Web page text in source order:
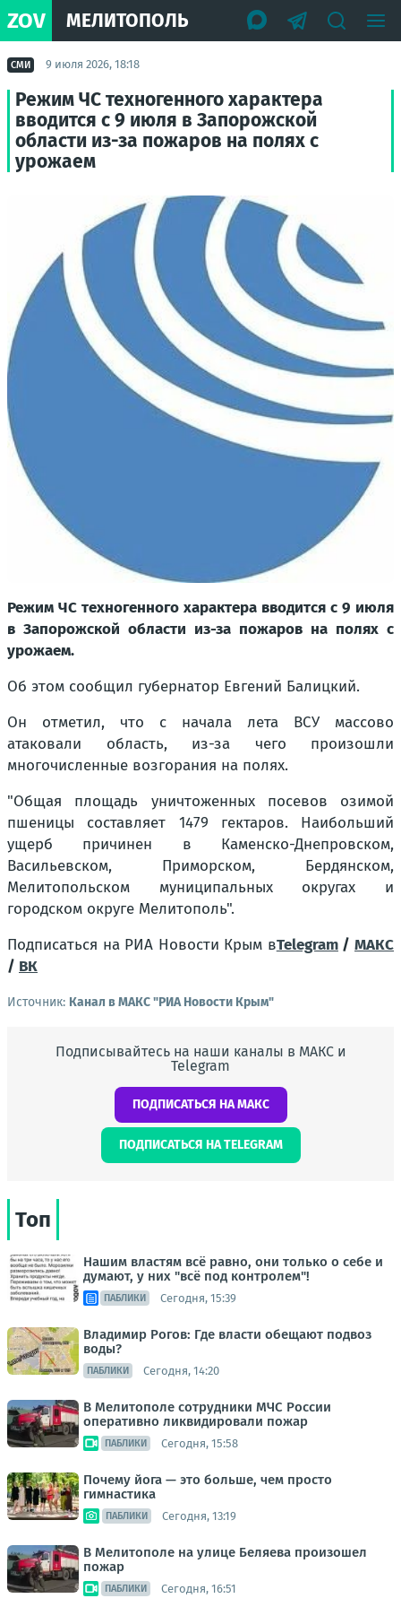
ZOV МЕЛИТОПОЛЬ
СМИ 9 июля 2026, 18:18
Режим ЧС техногенного характера
вводится с 9 июля в Запорожской
области из-за пожаров на полях с
урожаем
Режим ЧС техногенного характера вводится с 9 июля
в Запорожской области из-за пожаров на полях с
урожаем.
Об этом сообщил губернатор Евгений Балицкий.
Он отметил, что с начала лета ВСУ массово
атаковали область, из-за чего произошли
многочисленные возгорания на полях.
"Общая площадь уничтоженных посевов озимой
пшеницы составляет 1479 гектаров. Наибольший
ущерб причинен в Каменско-Днепровском,
Васильевском, Приморском, Бердянском,
Мелитопольском муниципальных округах и
городском округе Мелитополь".
Подписаться на РИА Новости Крым вTelegram/МАКС
/ ВК
Источник: Канал в МАКС "РИА Новости Крым"
Подписывайтесь на наши каналы в МАКС и
Telegram
ПОДПИСАТЬСЯ НА МАКС
ПОДПИСАТЬСЯ НА TELEGRAM
Топ
Нашим властям всё равно, они только о себе и
думают, у них "всё под контролем"!
ПАБЛИКИ Сегодня, 15:39
Владимир Рогов: Где власти обещают подвоз
воды?
ПАБЛИКИ Сегодня, 14:20
В Мелитополе сотрудники МЧС России
оперативно ликвидировали пожар
ПАБЛИКИ Сегодня, 15:58
Почему йога — это больше, чем просто
гимнастика
ПАБЛИКИ Сегодня, 13:19
В Мелитополе на улице Беляева произошел
пожар
ПАБЛИКИ Сегодня, 16:51